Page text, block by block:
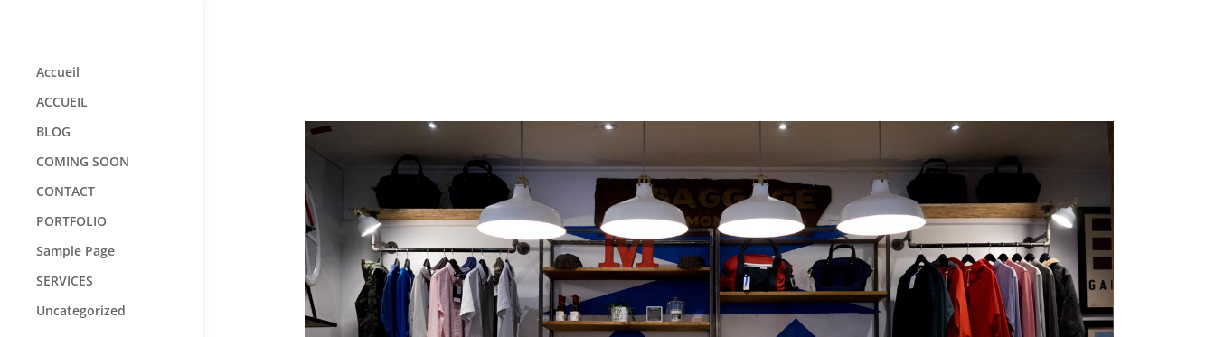
Accueil
ACCUEIL
BLOG
COMING SOON
CONTACT
PORTFOLIO
Sample Page
SERVICES
Uncategorized